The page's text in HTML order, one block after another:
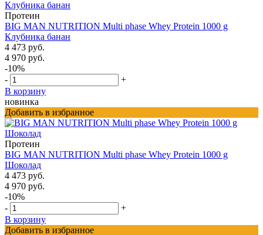
Протеин
BIG MAN NUTRITION Multi phase Whey Protein 1000 g
Клубника банан
4 473 руб.
4 970 руб.
-10%
-
+
В корзину
новинка
Добавить в избранное
Протеин
BIG MAN NUTRITION Multi phase Whey Protein 1000 g
Шоколад
4 473 руб.
4 970 руб.
-10%
-
+
В корзину
Добавить в избранное